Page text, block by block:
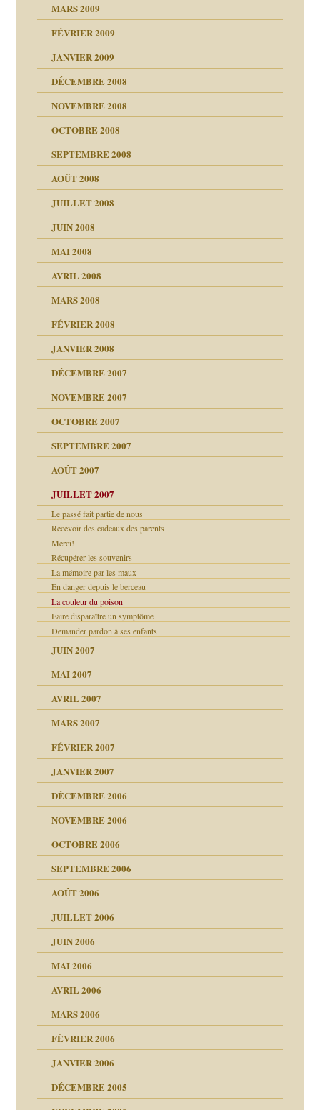
MARS 2009
FÉVRIER 2009
JANVIER 2009
DÉCEMBRE 2008
NOVEMBRE 2008
OCTOBRE 2008
SEPTEMBRE 2008
AOÛT 2008
JUILLET 2008
JUIN 2008
MAI 2008
aujourd’hui
thérapeutiques
AVRIL 2008
MARS 2008
FÉVRIER 2008
à lui
JANVIER 2008
DÉCEMBRE 2007
printemps
NOVEMBRE 2007
OCTOBRE 2007
SEPTEMBRE 2007
AOÛT 2007
JUILLET 2007
Le passé fait partie de nous
Recevoir des cadeaux des parents
Merci!
Récupérer les souvenirs
La mémoire par les maux
En danger depuis le berceau
La couleur du poison
Faire disparaître un symptôme
Demander pardon à ses enfants
JUIN 2007
MAI 2007
AVRIL 2007
MARS 2007
FÉVRIER 2007
JANVIER 2007
DÉCEMBRE 2006
NOVEMBRE 2006
OCTOBRE 2006
SEPTEMBRE 2006
AOÛT 2006
JUILLET 2006
JUIN 2006
MAI 2006
AVRIL 2006
MARS 2006
FÉVRIER 2006
JANVIER 2006
DÉCEMBRE 2005